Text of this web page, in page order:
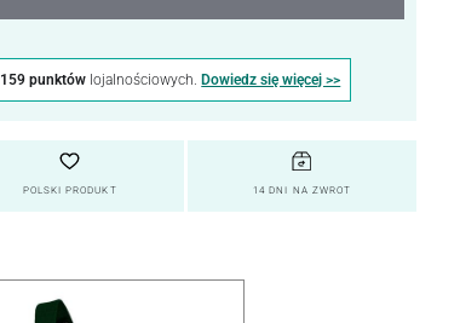
159 punktów lojalnościowych.Dowiedz się więcej >>
POLSKI PRODUKT 14 DNI NA ZWROT